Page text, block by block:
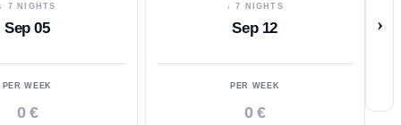
↓ 7 NIGHTS
Sep 05
PER WEEK
0 €
↓ 7 NIGHTS
Sep 12
PER WEEK
0 €
›